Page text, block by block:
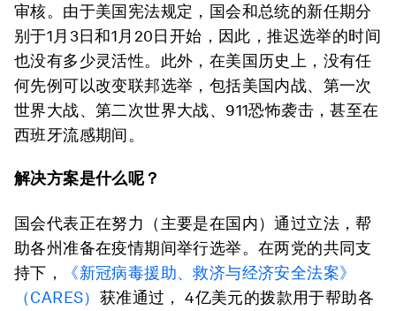
审核。由于美国宪法规定，国会和总统的新任期分
别于1月3日和1月20日开始，因此，推迟选举的时间
也没有多少灵活性。此外，在美国历史上，没有任
何先例可以改变联邦选举，包括美国内战、第一次
世界大战、第二次世界大战、911恐怖袭击，甚至在
西班牙流感期间。
解决方案是什么呢？
国会代表正在努力（主要是在国内）通过立法，帮
助各州准备在疫情期间举行选举。在两党的共同支
持下，
《新冠病毒援助、救济与经济安全法案》
（CARES） 获准通过， 4亿美元的拨款用于帮助各